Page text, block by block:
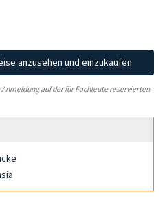
anzusehen und einzukaufen
auf der für Fachleute reservierten